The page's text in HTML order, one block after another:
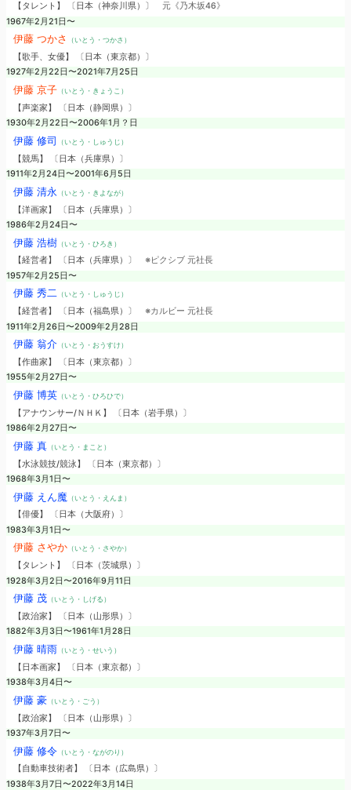
【タレント】 〔日本（神奈川県）〕 元《乃木坂46》
1967年2月21日〜
伊藤 つかさ （いとう・つかさ）
【歌手、女優】 〔日本（東京都）〕
1927年2月22日〜2021年7月25日
伊藤 京子（いとう・きょうこ）
【声楽家】 〔日本（静岡県）〕
1930年2月22日〜2006年1月？日
伊藤 修司 （いとう・しゅうじ）
【競馬】 〔日本（兵庫県）〕
1911年2月24日〜2001年6月5日
伊藤 清永 （いとう・きよなが）
【洋画家】 〔日本（兵庫県）〕
1986年2月24日〜
伊藤 浩樹（いとう・ひろき）
【経営者】 〔日本（兵庫県）〕 ※ピクシブ 元社長
1957年2月25日〜
伊藤 秀二（いとう・しゅうじ）
【経営者】 〔日本（福島県）〕 ※カルビー 元社長
1911年2月26日〜2009年2月28日
伊藤 翁介（いとう・おうすけ）
【作曲家】 〔日本（東京都）〕
1955年2月27日〜
伊藤 博英（いとう・ひろひで）
【アナウンサー/ＮＨＫ】 〔日本（岩手県）〕
1986年2月27日〜
伊藤 真（いとう・まこと）
【水泳競技/競泳】 〔日本（東京都）〕
1968年3月1日〜
伊藤 えん魔 （いとう・えんま）
【俳優】 〔日本（大阪府）〕
1983年3月1日〜
伊藤 さやか（いとう・さやか）
【タレント】 〔日本（茨城県）〕
1928年3月2日〜2016年9月11日
伊藤 茂（いとう・しげる）
【政治家】 〔日本（山形県）〕
1882年3月3日〜1961年1月28日
伊藤 晴雨 （いとう・せいう）
【日本画家】 〔日本（東京都）〕
1938年3月4日〜
伊藤 豪（いとう・ごう）
【政治家】 〔日本（山形県）〕
1937年3月7日〜
伊藤 修令（いとう・ながのり）
【自動車技術者】 〔日本（広島県）〕
1938年3月7日〜2022年3月14日